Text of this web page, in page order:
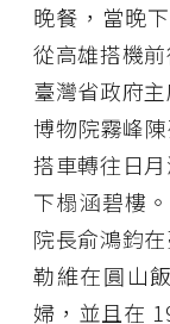
晚餐，當晚
從高雄搭機
臺灣省政府
博物院霧峰
搭車轉往日
下榻涵碧樓
院長俞鴻鈞
勒維在圓山
婦，並且在